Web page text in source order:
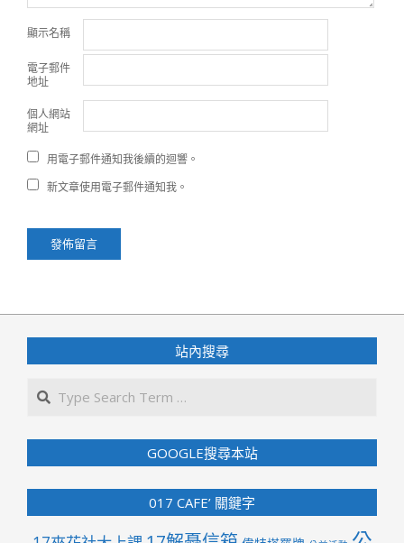
顯示名稱
電子郵件
地址
個人網站
網址
用電子郵件通知我後續的迴響。
新文章使用電子郵件通知我。
站內搜尋
GOOGLE搜尋本站
017 CAFE’ 關鍵字